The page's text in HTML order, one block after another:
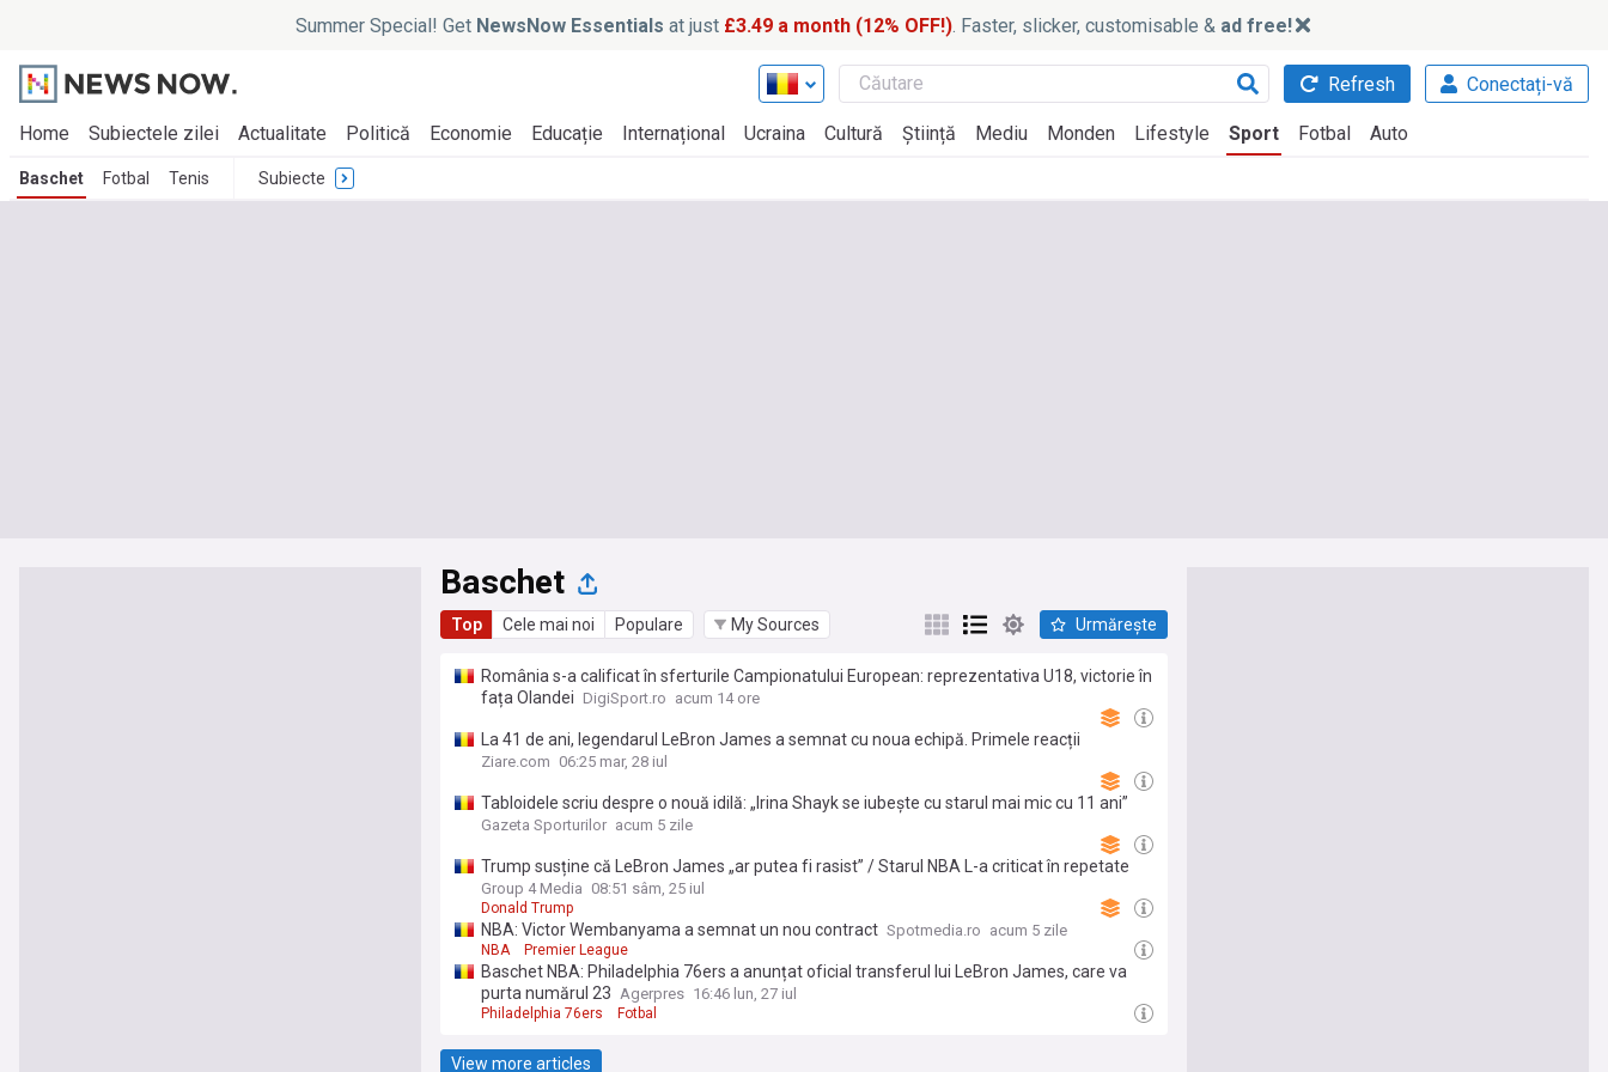
Summer Special! Get NewsNow Essentials at just £3.49 a month (12% OFF!). Faster, slicker, customisable & ad free!
Refresh Conectați-vă
Home Subiectele zilei Actualitate Politică Economie Educație Internațional Ucraina Cultură Știință Mediu Monden Lifestyle Sport Fotbal Auto
Baschet Fotbal Tenis Subiecte
Baschet
Top Cele mai noi Populare My Sources Urmărește
România s-a calificat în sferturile Campionatului European: reprezentativa U18, victorie în
fața Olandei DigiSport.ro acum 14 ore
La 41 de ani, legendarul LeBron James a semnat cu noua echipă. Primele reacții
Ziare.com 06:25 mar, 28 iul
Tabloidele scriu despre o nouă idilă: „Irina Shayk se iubește cu starul mai mic cu 11 ani”
Gazeta Sporturilor acum 5 zile
Trump susține că LeBron James „ar putea fi rasist” / Starul NBA L-a criticat în repetate
rânduri pe liderul de la Casa Albă și I-a susținut public contracandidații
Group 4 Media 08:51 sâm, 25 iul
Donald Trump
NBA: Victor Wembanyama a semnat un nou contract Spotmedia.ro acum 5 zile
NBA Premier League
Baschet NBA: Philadelphia 76ers a anunțat oficial transferul lui LeBron James, care va
purta numărul 23 Agerpres 16:46 lun, 27 iul
Philadelphia 76ers Fotbal
View more articles